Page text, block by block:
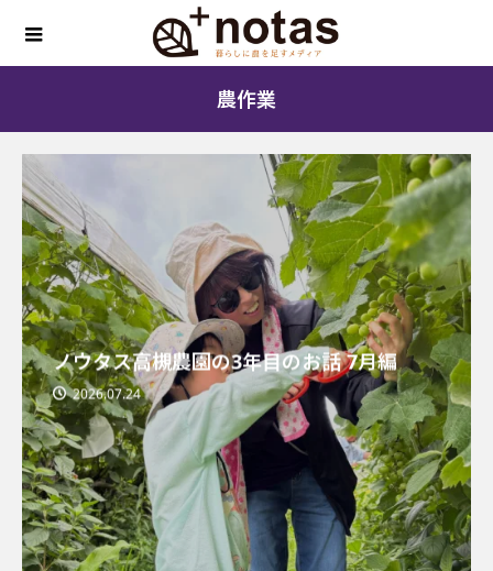
農作業
ノウタス高槻農園の3年目のお話 7月編
2026.07.24